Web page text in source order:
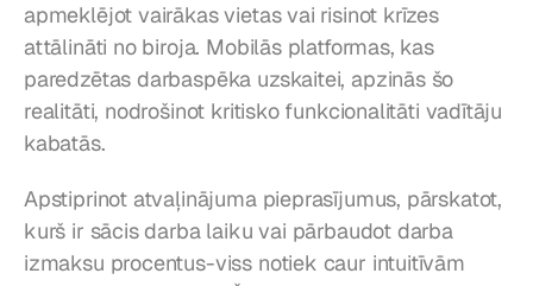
apmeklējot vairākas vietas vai risinot krīzes
attālināti no biroja. Mobilās platformas, kas
paredzētas darbaspēka uzskaitei, apzinās šo
realitāti, nodrošinot kritisko funkcionalitāti vadītāju
kabatās.
Apstiprinot atvaļinājuma pieprasījumus, pārskatot,
kurš ir sācis darba laiku vai pārbaudot darba
izmaksu procentus-viss notiek caur intuitīvām